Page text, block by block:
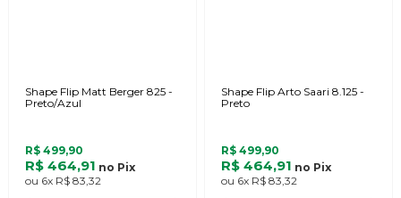
Shape Flip Matt Berger 825 -
Preto/Azul
R$ 499,90
R$ 464,91 no Pix
ou 6x R$ 83,32
Shape Flip Arto Saari 8.125 -
Preto
R$ 499,90
R$ 464,91 no Pix
ou 6x R$ 83,32